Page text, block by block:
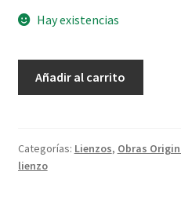
Hay existencias
Añadir al carrito
Categorías: Lienzos, Obras
lienzo